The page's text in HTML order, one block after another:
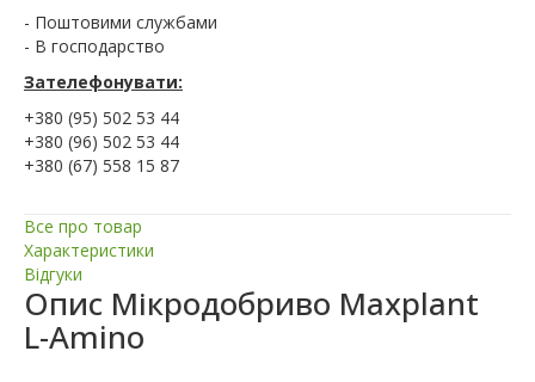
- Поштовими службами
- В господарство
Зателефонувати:
+380 (95) 502 53 44
+380 (96) 502 53 44
+380 (67) 558 15 87
Все про товар
Характеристики
Відгуки
Опис Мікродобриво Maxplant
L-Amino